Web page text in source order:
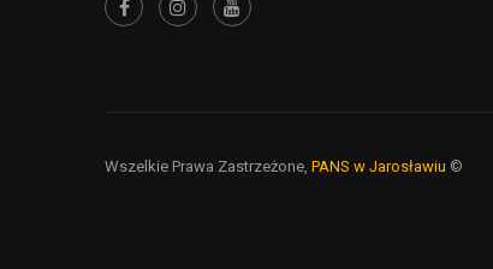
Wszelkie Prawa Zastrzeżone, PANS w Jarosławiu ©